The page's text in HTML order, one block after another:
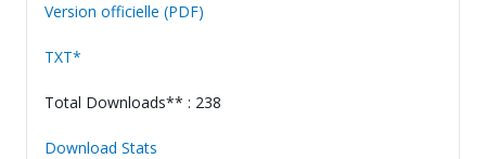
Version officielle (PDF)
TXT*
Total Downloads** : 238
Download Stats